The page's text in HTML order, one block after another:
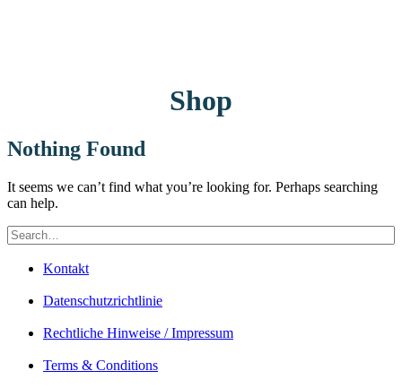
Shop
Nothing Found
It seems we can’t find what you’re looking for. Perhaps searching
can help.
Kontakt
Datenschutzrichtlinie
Rechtliche Hinweise / Impressum
Terms & Conditions